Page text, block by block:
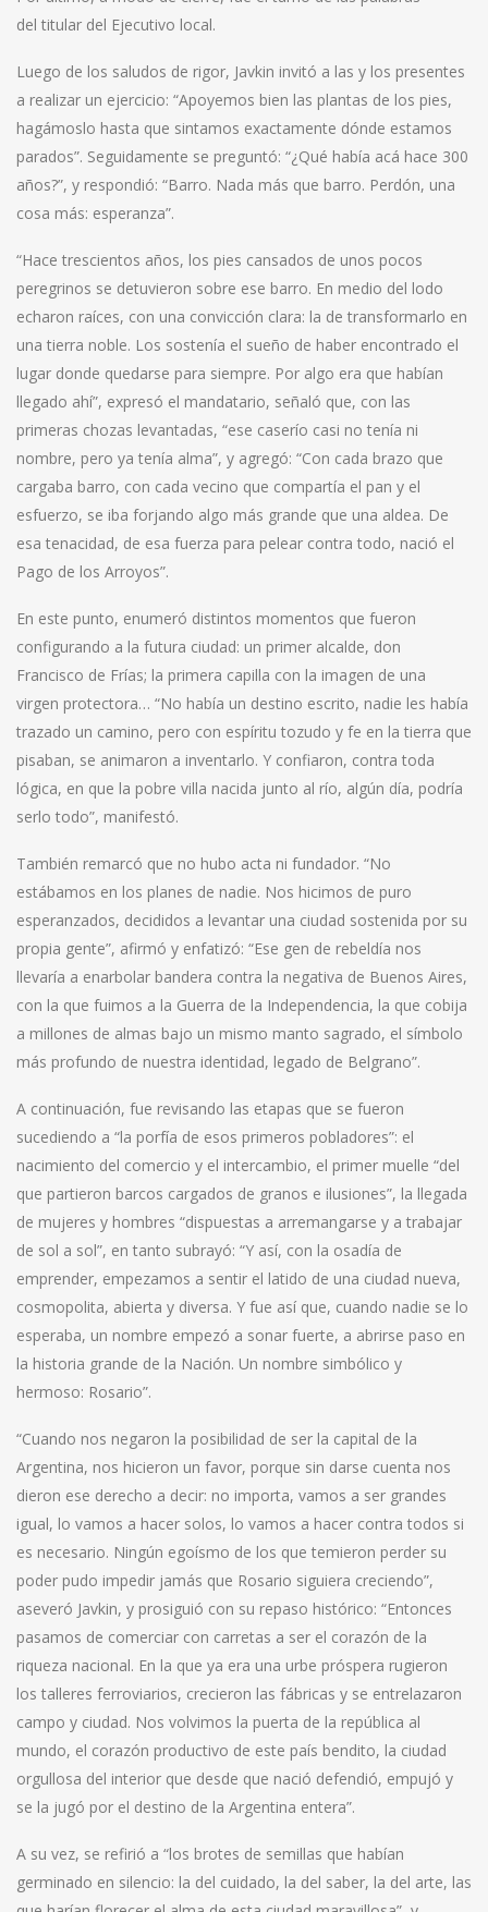
del titular del Ejecutivo local.
Luego de los saludos de rigor, Javkin invitó a las y los presentes
a realizar un ejercicio: “Apoyemos bien las plantas de los pies,
hagámoslo hasta que sintamos exactamente dónde estamos
parados”. Seguidamente se preguntó: “¿Qué había acá hace 300
años?”, y respondió: “Barro. Nada más que barro. Perdón, una
cosa más: esperanza”.
“Hace trescientos años, los pies cansados de unos pocos
peregrinos se detuvieron sobre ese barro. En medio del lodo
echaron raíces, con una convicción clara: la de transformarlo en
una tierra noble. Los sostenía el sueño de haber encontrado el
lugar donde quedarse para siempre. Por algo era que habían
llegado ahí”, expresó el mandatario, señaló que, con las
primeras chozas levantadas, “ese caserío casi no tenía ni
nombre, pero ya tenía alma”, y agregó: “Con cada brazo que
cargaba barro, con cada vecino que compartía el pan y el
esfuerzo, se iba forjando algo más grande que una aldea. De
esa tenacidad, de esa fuerza para pelear contra todo, nació el
Pago de los Arroyos”.
En este punto, enumeró distintos momentos que fueron
configurando a la futura ciudad: un primer alcalde, don
Francisco de Frías; la primera capilla con la imagen de una
virgen protectora… “No había un destino escrito, nadie les había
trazado un camino, pero con espíritu tozudo y fe en la tierra que
pisaban, se animaron a inventarlo. Y confiaron, contra toda
lógica, en que la pobre villa nacida junto al río, algún día, podría
serlo todo”, manifestó.
También remarcó que no hubo acta ni fundador. “No
estábamos en los planes de nadie. Nos hicimos de puro
esperanzados, decididos a levantar una ciudad sostenida por su
propia gente”, afirmó y enfatizó: “Ese gen de rebeldía nos
llevaría a enarbolar bandera contra la negativa de Buenos Aires,
con la que fuimos a la Guerra de la Independencia, la que cobija
a millones de almas bajo un mismo manto sagrado, el símbolo
más profundo de nuestra identidad, legado de Belgrano”.
A continuación, fue revisando las etapas que se fueron
sucediendo a “la porfía de esos primeros pobladores”: el
nacimiento del comercio y el intercambio, el primer muelle “del
que partieron barcos cargados de granos e ilusiones”, la llegada
de mujeres y hombres “dispuestas a arremangarse y a trabajar
de sol a sol”, en tanto subrayó: “Y así, con la osadía de
emprender, empezamos a sentir el latido de una ciudad nueva,
cosmopolita, abierta y diversa. Y fue así que, cuando nadie se lo
esperaba, un nombre empezó a sonar fuerte, a abrirse paso en
la historia grande de la Nación. Un nombre simbólico y
hermoso: Rosario”.
“Cuando nos negaron la posibilidad de ser la capital de la
Argentina, nos hicieron un favor, porque sin darse cuenta nos
dieron ese derecho a decir: no importa, vamos a ser grandes
igual, lo vamos a hacer solos, lo vamos a hacer contra todos si
es necesario. Ningún egoísmo de los que temieron perder su
poder pudo impedir jamás que Rosario siguiera creciendo”,
aseveró Javkin, y prosiguió con su repaso histórico: “Entonces
pasamos de comerciar con carretas a ser el corazón de la
riqueza nacional. En la que ya era una urbe próspera rugieron
los talleres ferroviarios, crecieron las fábricas y se entrelazaron
campo y ciudad. Nos volvimos la puerta de la república al
mundo, el corazón productivo de este país bendito, la ciudad
orgullosa del interior que desde que nació defendió, empujó y
se la jugó por el destino de la Argentina entera”.
A su vez, se refirió a “los brotes de semillas que habían
germinado en silencio: la del cuidado, la del saber, la del arte, las